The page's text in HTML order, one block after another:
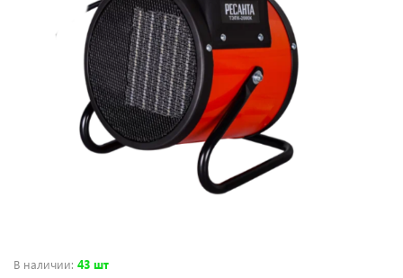
В наличии: 43 шт